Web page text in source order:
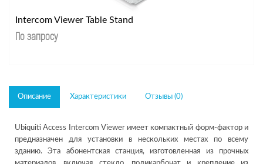
Intercom Viewer Table Stand
По запросу
Описание Характеристики Отзывы (0)
Ubiquiti Access Intercom Viewer имеет компактный форм-фактор и
предназначен для установки в нескольких местах по всему
зданию. Эта абонентская станция, изготовленная из прочных